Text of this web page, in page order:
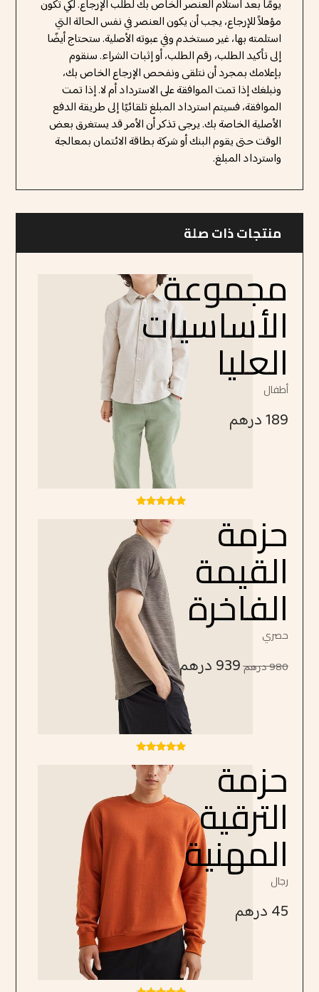
يومًا بعد استلام العنصر الخاص بك لطلب الإرجاع. لكي تكون
مؤهلاً للإرجاع، يجب أن يكون العنصر في نفس الحالة التي
استلمته بها، غير مستخدم وفي عبوته الأصلية. ستحتاج أيضًا
إلى تأكيد الطلب، رقم الطلب، أو إثبات الشراء. سنقوم
بإعلامك بمجرد أن نتلقى ونفحص الإرجاع الخاص بك،
ونبلغك إذا تمت الموافقة على الاسترداد أم لا. إذا تمت
الموافقة، فسيتم استرداد المبلغ تلقائيًا إلى طريقة الدفع
الأصلية الخاصة بك. يرجى تذكر أن الأمر قد يستغرق بعض
الوقت حتى يقوم البنك أو شركة بطاقة الائتمان بمعالجة
واسترداد المبلغ.
منتجات ذات صلة
مجموعة
الأساسيات
العليا
أطفال
4.75
من 5
189درهم
حزمة
القيمة
الفاخرة
حصري
4.75
من 5
980درهم939درهم
حزمة
الترقية
المهنية
رجال
45درهم